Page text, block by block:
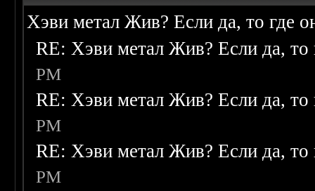
Хэви метал Жив? Если да, то где
RE: Хэви метал Жив? Если да, то
PM
RE: Хэви метал Жив? Если да, то
PM
RE: Хэви метал Жив? Если да, то
PM